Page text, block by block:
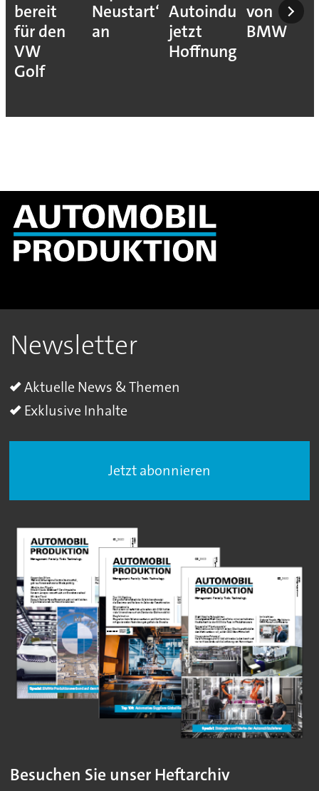
bereit
für den
VW
Golf
Neustart“
an
Autoindustrie
jetzt
Hoffnung
von
BMW
Newsletter
Aktuelle News & Themen
Exklusive Inhalte
Jetzt abonnieren
Besuchen Sie unser Heftarchiv